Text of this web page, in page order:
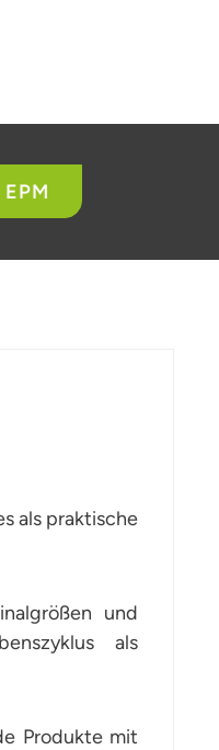
als praktische
und
als
Produkte mit